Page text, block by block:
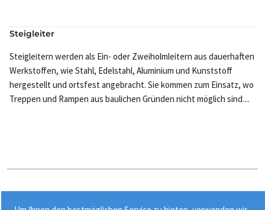
Steigleiter
Steigleitern werden als Ein- oder Zweiholmleitern aus dauerhaften
Werkstoffen, wie Stahl, Edelstahl, Aluminium und Kunststoff
hergestellt und ortsfest angebracht. Sie kommen zum Einsatz, wo
Treppen und Rampen aus baulichen Gründen nicht möglich sind....
Stichworte: